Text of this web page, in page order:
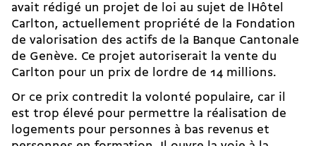
avait rédigé un projet de loi au sujet de lHôtel
Carlton, actuellement propriété de la Fondation
de valorisation des actifs de la Banque Cantonale
de Genève. Ce projet autoriserait la vente du
Carlton pour un prix de lordre de 14 millions.
Or ce prix contredit la volonté populaire, car il
est trop élevé pour permettre la réalisation de
logements pour personnes à bas revenus et